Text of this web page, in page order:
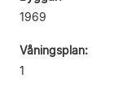
1969
Våningsplan:
1